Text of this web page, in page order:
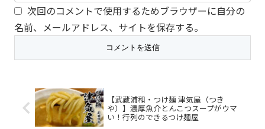
次回のコメントで使用するためブラウザーに自分の
名前、メールアドレス、サイトを保存する。
【武蔵浦和・つけ麺 津気屋（つき
や）】濃厚魚介とんこつスープがウマ
い！行列のできるつけ麺屋